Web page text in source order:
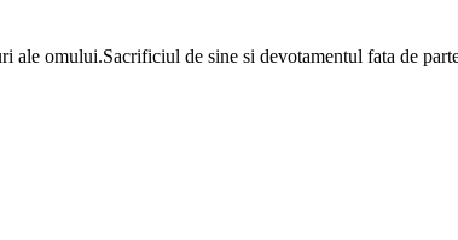
ale omului.Sacrificiul de sine si devotamentul fata de